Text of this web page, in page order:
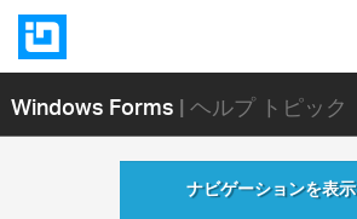
Windows Forms| ヘルプ トピック
ナビゲーションを表示